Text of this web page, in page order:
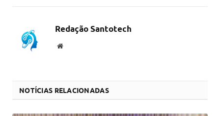
Redação Santotech
Website
NOTÍCIAS RELACIONADAS